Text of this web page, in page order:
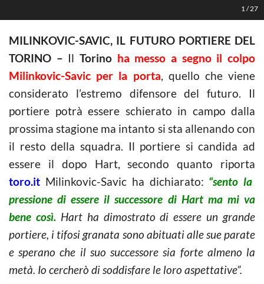
1 /27
MILINKOVIC-SAVIC, IL FUTURO PORTIERE DEL
TORINO – IlTorino ha messo a segno il colpo
Milinkovic-Savic per la porta, quello che viene
considerato l’estremo difensore del futuro. Il
portiere potrà essere schierato in campo dalla
prossima stagione ma intanto si sta allenando con
il resto della squadra. Il portiere si candida ad
essere il dopo Hart, secondo quanto riporta
toro.it Milinkovic-Savic ha dichiarato: “sento la
pressione di essere il successore di Hart ma mi va
bene così. Hart ha dimostrato di essere un grande
portiere, i tifosi granata sono abituati alle sue parate
e sperano che il suo successore sia forte almeno la
metà. Io cercherò di soddisfare le loro aspettative”.